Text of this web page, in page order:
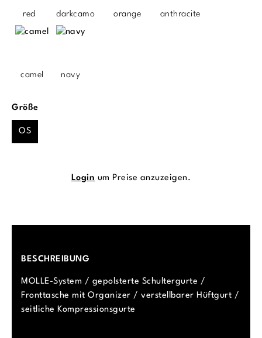
red darkcamo orange anthracite
camel navy
Größeauswählen
OS
Login um Preise anzuzeigen.
BESCHREIBUNG
MOLLE-System / gepolsterte Schultergurte /
Fronttasche mit Organizer / verstellbarer Hüftgurt /
seitliche Kompressionsgurte